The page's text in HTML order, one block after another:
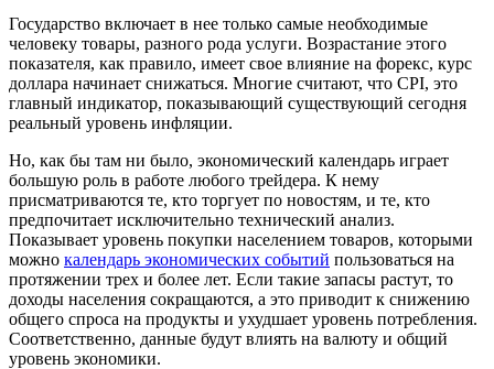
Государство включает в нее только самые необходимые
человеку товары, разного рода услуги. Возрастание этого
показателя, как правило, имеет свое влияние на форекс, курс
доллара начинает снижаться. Многие считают, что CPI, это
главный индикатор, показывающий существующий сегодня
реальный уровень инфляции.
Но, как бы там ни было, экономический календарь играет
большую роль в работе любого трейдера. К нему
присматриваются те, кто торгует по новостям, и те, кто
предпочитает исключительно технический анализ.
Показывает уровень покупки населением товаров, которыми
можно календарь экономических событий пользоваться на
протяжении трех и более лет. Если такие запасы растут, то
доходы населения сокращаются, а это приводит к снижению
общего спроса на продукты и ухудшает уровень потребления.
Соответственно, данные будут влиять на валюту и общий
уровень экономики.